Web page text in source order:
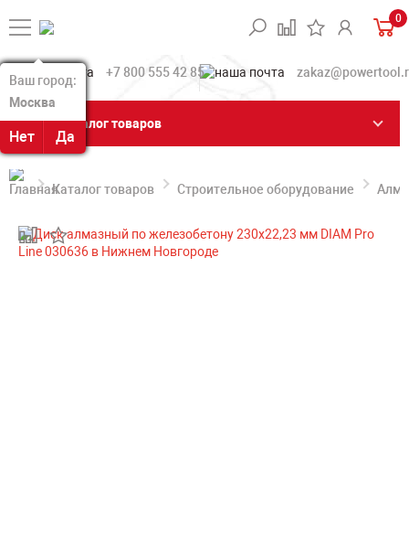
Ваш город:
Москва
Нет Да
Ваш город:
Москва
Нет Да
0
+7 800 555 42 85
Каталог товаров
Каталог товаров Строительное оборудование